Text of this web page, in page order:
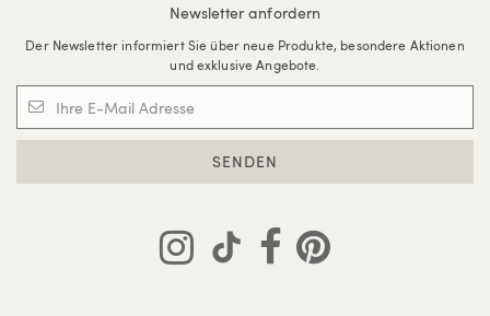
Newsletter anfordern
Der Newsletter informiert Sie über neue Produkte, besondere Aktionen
und exklusive Angebote.
SENDEN